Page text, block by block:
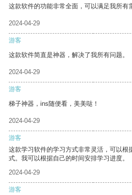
这款软件的功能非常全面，可以满足我所有
2024-04-29
游客
这款软件简直是神器，解决了我所有问题。
2024-04-29
游客
梯子神器，ins随便看，美美哒！
2024-04-29
游客
这款学习软件的学习方式非常灵活，可以根
式。我可以根据自己的时间安排学习进度。
2024-04-29
游客